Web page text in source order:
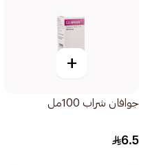
+
جوافان شراب 100مل
6.5